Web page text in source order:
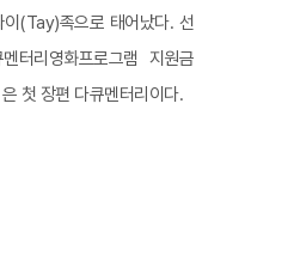
해법은 우정. 차가운 관찰
이(Tay)족으로 태어났다. 선
터리영화프로그램 지원금
첫 장편 다큐멘터리이다.